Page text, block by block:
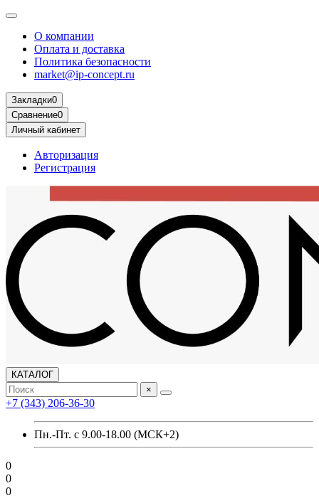
О компании
Оплата и доставка
Политика безопасности
market@ip-concept.ru
Закладки0
Сравнение0
Личный кабинет
Авторизация
Регистрация
КАТАЛОГ
×
+7 (343) 206-36-30
Пн.-Пт. с 9.00-18.00 (МСК+2)
0
0
0